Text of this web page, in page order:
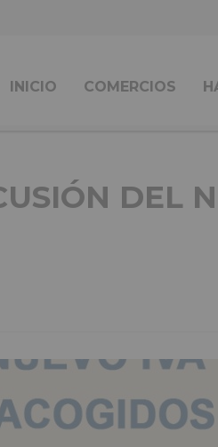
INICIO COMERCIOS
DEL